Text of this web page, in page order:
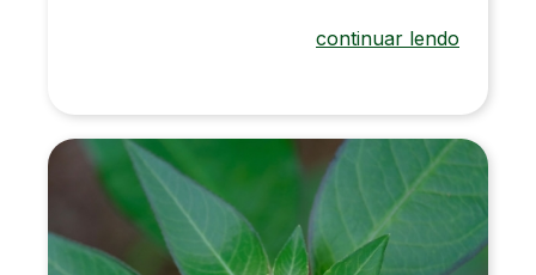
continuar lendo